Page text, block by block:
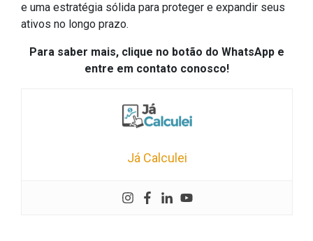
e uma estratégia sólida para proteger e expandir seus
ativos no longo prazo.
Para saber mais, clique no botão do WhatsApp e
entre em contato conosco!
Já Calculei